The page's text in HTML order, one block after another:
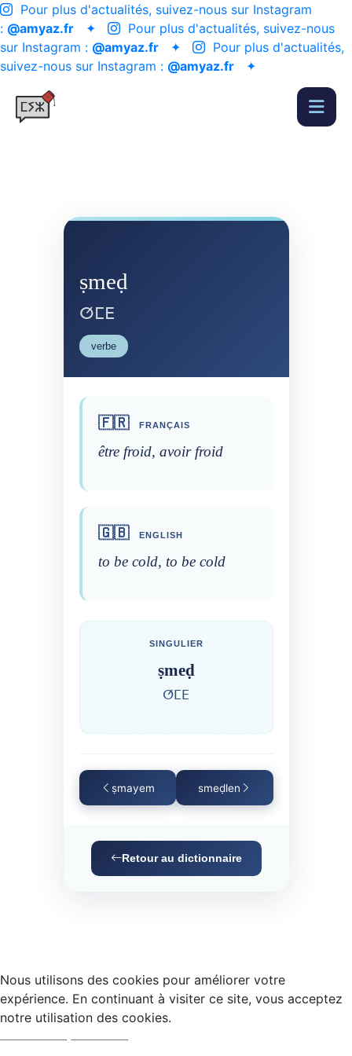
Pour plus d'actualités, suivez-nous sur Instagram
: @amyaz.fr ✦
Pour plus d'actualités, suivez-nous
sur Instagram : @amyaz.fr ✦
Pour plus d'actualités,
suivez-nous sur Instagram : @amyaz.fr ✦
ṣmeḍ
ⵚⵎⴹ
verbe
🇫🇷 FRANÇAIS
être froid, avoir froid
🇬🇧 ENGLISH
to be cold, to be cold
SINGULIER
ṣmeḍ
ⵚⵎⴹ
ṣmayem smeḍlen
Retour au dictionnaire
Nous utilisons des cookies pour améliorer votre
expérience. En continuant à visiter ce site, vous acceptez
notre utilisation des cookies.